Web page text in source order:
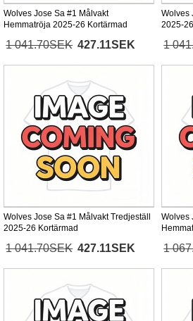
Wolves Jose Sa #1 Målvakt
Hemmatröja 2025-26 Kortärmad
1 041.70SEK 427.11SEK
Wolves
2025-
1
Wolves Jose Sa #1 Målvakt Tredjeställ
2025-26 Kortärmad
1 041.70SEK 427.11SEK
Wolves
1